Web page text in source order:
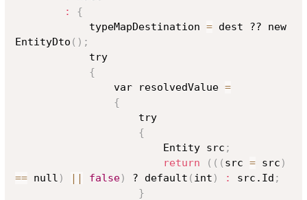
:
{
            typeMapDestination
= dest ?? new
EntityDto ( ) ;
{
                var resolvedValue
=
{
{
                        Entity src
;
return
(( ( src = src )
== null ) || false) ? default ( int ) : src.Id ;
}